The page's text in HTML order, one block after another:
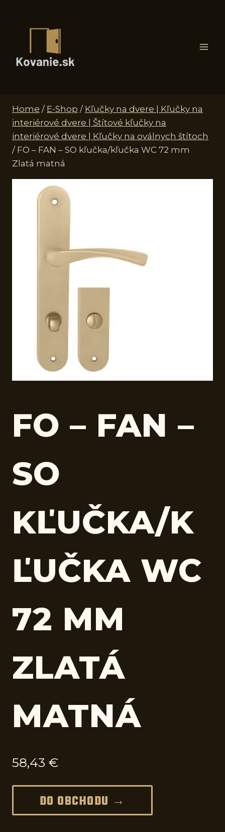
Home / E-Shop / Kľučky na dvere | Kľučky na
interiérové dvere | Štítové kľučky na
interiérové dvere | Kľučky na oválnych štítoch
/ FO – FAN – SO kľučka/kľučka WC 72 mm
Zlatá matná
FO – FAN –
SO
KĽUČKA/K
ĽUČKA WC
72 MM
ZLATÁ
MATNÁ
58,43 €
DO OBCHODU →